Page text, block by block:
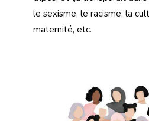
le sexisme, le racisme, la
maternité, etc.